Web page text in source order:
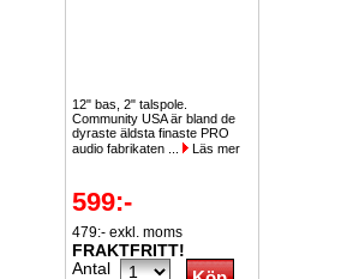
12" bas, 2" talspole.
Community USA är bland de
dyraste äldsta finaste PRO
audio fabrikaten ...
Läs mer
599:-
479:- exkl. moms
FRAKTFRITT!
Antal